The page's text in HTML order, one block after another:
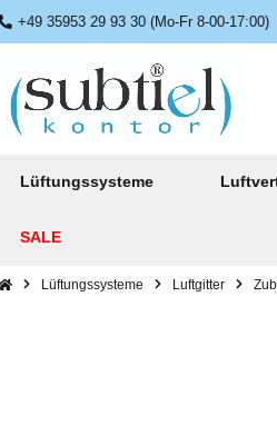
+49 35953 29 93 30 (Mo-Fr 8-00-17:00)
Lüftungssysteme
SALE
Lüftungssysteme Luftgitter